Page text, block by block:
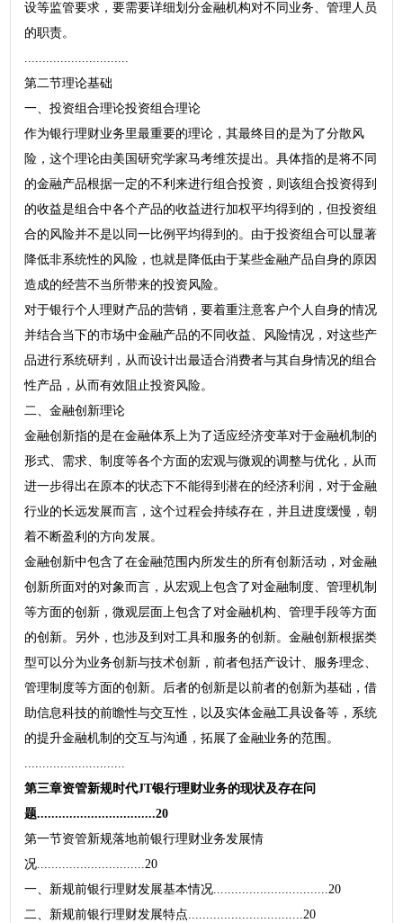
设等监管要求，要需要详细划分金融机构对不同业务、管理人员
的职责。
.............................
第二节理论基础
一、投资组合理论投资组合理论
作为银行理财业务里最重要的理论，其最终目的是为了分散风
险，这个理论由美国研究学家马考维茨提出。具体指的是将不同
的金融产品根据一定的不利来进行组合投资，则该组合投资得到
的收益是组合中各个产品的收益进行加权平均得到的，但投资组
合的风险并不是以同一比例平均得到的。由于投资组合可以显著
降低非系统性的风险，也就是降低由于某些金融产品自身的原因
造成的经营不当所带来的投资风险。
对于银行个人理财产品的营销，要着重注意客户个人自身的情况
并结合当下的市场中金融产品的不同收益、风险情况，对这些产
品进行系统研判，从而设计出最适合消费者与其自身情况的组合
性产品，从而有效阻止投资风险。
二、金融创新理论
金融创新指的是在金融体系上为了适应经济变革对于金融机制的
形式、需求、制度等各个方面的宏观与微观的调整与优化，从而
进一步得出在原本的状态下不能得到潜在的经济利润，对于金融
行业的长远发展而言，这个过程会持续存在，并且进度缓慢，朝
着不断盈利的方向发展。
金融创新中包含了在金融范围内所发生的所有创新活动，对金融
创新所面对的对象而言，从宏观上包含了对金融制度、管理机制
等方面的创新，微观层面上包含了对金融机构、管理手段等方面
的创新。另外，也涉及到对工具和服务的创新。金融创新根据类
型可以分为业务创新与技术创新，前者包括产设计、服务理念、
管理制度等方面的创新。后者的创新是以前者的创新为基础，借
助信息科技的前瞻性与交互性，以及实体金融工具设备等，系统
的提升金融机制的交互与沟通，拓展了金融业务的范围。
............................
第三章资管新规时代JT银行理财业务的现状及存在问
题.................................20
第一节资管新规落地前银行理财业务发展情
况..............................20
一、新规前银行理财发展基本情况................................20
二、新规前银行理财发展特点................................20